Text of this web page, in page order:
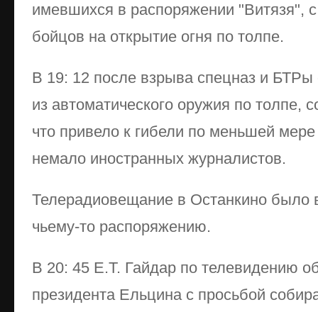
имевшихся в распоряжении "Витязя",
бойцов на открытие огня по толпе.
В 19: 12 после взрыва спецназ и
из автоматического оружия по толпе,
что привело к гибели по меньшей
немало иностранных журналистов.
Телерадиовещание в Останкино было
чьему-то распоряжению.
В 20: 45 Е.Т. Гайдар по телевидению
президента Ельцина с просьбой